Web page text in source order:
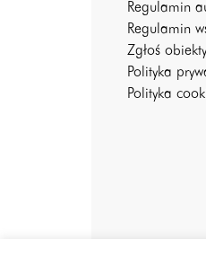
Regulamin
Regulamin
Zgłoś
Polityka
Polityka